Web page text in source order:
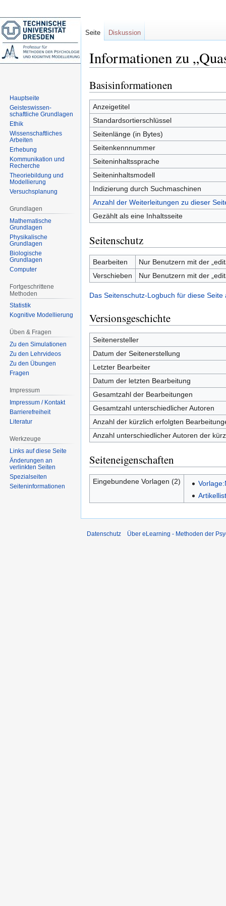
Informationen zu
Zur
Navigation
springen
Zur
Suche
springen
Basisinformationen
Anzeigetitel
Standardsortierschlüssel
Seitenlänge (in Bytes)
Seitenkennnummer
Seiteninhaltssprache
Seiteninhaltsmodell
Indizierung durch Suchmaschinen
Anzahl der Weiterleitungen zu dieser
Gezählt als eine Inhaltsseite
Seitenschutz
Bearbeiten
Nur Benutzern mit der
Verschieben
Nur Benutzern mit der
Das Seitenschutz-Logbuch für diese Seite
Versionsgeschichte
Seitenersteller
Datum der Seitenerstellung
Letzter Bearbeiter
Datum der letzten Bearbeitung
Gesamtzahl der Bearbeitungen
Gesamtzahl unterschiedlicher Autoren
Anzahl der kürzlich erfolgten
Anzahl unterschiedlicher Autoren der
Seiteneigenschaften
Eingebundene Vorlagen (2)
Seite Diskussion
Hauptseite
Geisteswissen-
schaftliche Grundlagen
Ethik
Wissenschaftliches
Arbeiten
Erhebung
Kommunikation und
Recherche
Theoriebildung und
Modellierung
Versuchsplanung
Grundlagen
Mathematische
Grundlagen
Physikalische
Grundlagen
Biologische
Grundlagen
Computer
Fortgeschrittene
Methoden
Statistik
Kognitive Modellierung
Üben & Fragen
Zu den Simulationen
Zu den Lehrvideos
Zu den Übungen
Fragen
Impressum
Impressum / Kontakt
Barrierefreiheit
Literatur
Werkzeuge
Links auf diese Seite
Änderungen an
verlinkten Seiten
Spezialseiten
Seiten­informationen
Datenschutz Über eLearning - Methoden der